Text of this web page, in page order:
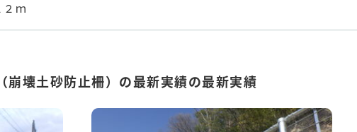
２ｍ
崩壊土砂防止柵）の最新実績の最新実績